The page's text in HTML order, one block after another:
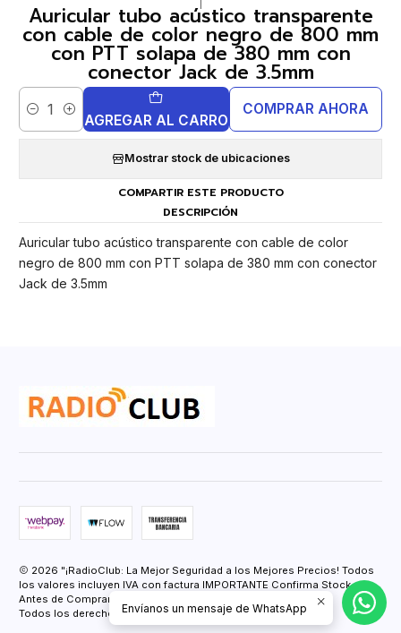
Auricular tubo acústico transparente
con cable de color negro de 800 mm
con PTT solapa de 380 mm con
conector Jack de 3.5mm
Cantidad AGREGAR AL CARRO
COMPRAR AHORA
Mostrar stock de ubicaciones
COMPARTIR ESTE PRODUCTO
DESCRIPCIÓN
Auricular tubo acústico transparente con cable de color
negro de 800 mm con PTT solapa de 380 mm con conector
Jack de 3.5mm
2026 "¡RadioClub: La Mejor Seguridad a los Mejores Precios! Todos
los valores incluyen IVA con factura IMPORTANTE Confirma Stock
Antes de Comprar.".
Todos los derechos reservados. Desarrollado por Jumpseller
Envíanos un mensaje de WhatsApp